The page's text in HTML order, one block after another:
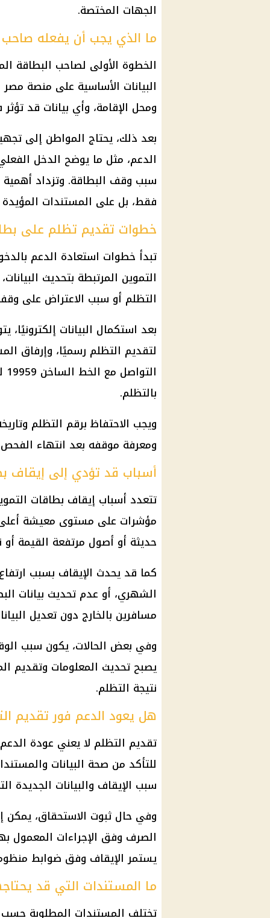
الجهات المختصة.
ما الذي يجب أن يفعله صاحب
الخطوة الأولى لصاحب البطاقة
البيانات الأساسية على منصة مصر
ومحل الإقامة، وأي بيانات قد
بعد ذلك، يحتاج المواطن إلى
الدعم، مثل ما يوضح الدخل
سبب وقف البطاقة. وتزداد
فقط، بل على المستندات
خطوات تقديم تظلم على
تبدأ خطوات استعادة الدعم
التموين المرتبطة بتحديث
التظلم أو سبب الاعتراض على
بعد استكمال البيانات
لتقديم التظلم رسميًا، وإرفاق
بالتظلم.
ويجب الاحتفاظ برقم التظلم
ومعرفة موقفه بعد انتهاء الفحص
أسباب قد تؤدي إلى إيقاف
تتعدد أسباب إيقاف بطاقات
مؤشرات على مستوى معيشة أعلى
حديثة أو أصول مرتفعة القيمة
كما قد يحدث الإيقاف بسبب
الشهري، أو عدم تحديث بيانات
مسافرين بالخارج دون تعديل
وفي بعض الحالات، يكون سبب
يصبح تحديث المعلومات وتقديم
نتيجة التظلم.
هل يعود الدعم فور تقديم
تقديم التظلم لا يعني عودة
للتأكد من صحة البيانات
سبب الإيقاف والبيانات الجديدة
وفي حال ثبوت الاستحقاق، يمكن
الصرف وفق الإجراءات المعمول
يستمر الإيقاف وفق ضوابط
ما المستندات التي قد
تختلف المستندات المطلوبة حسب